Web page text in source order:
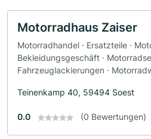
Motorradhaus Zaiser
Motorradhandel · Ersatzteile ·
Bekleidungsgeschäft ·
Fahrzeuglackierungen ·
Teinenkamp 40, 59494 Soest
0.0 (0 Bewertungen)